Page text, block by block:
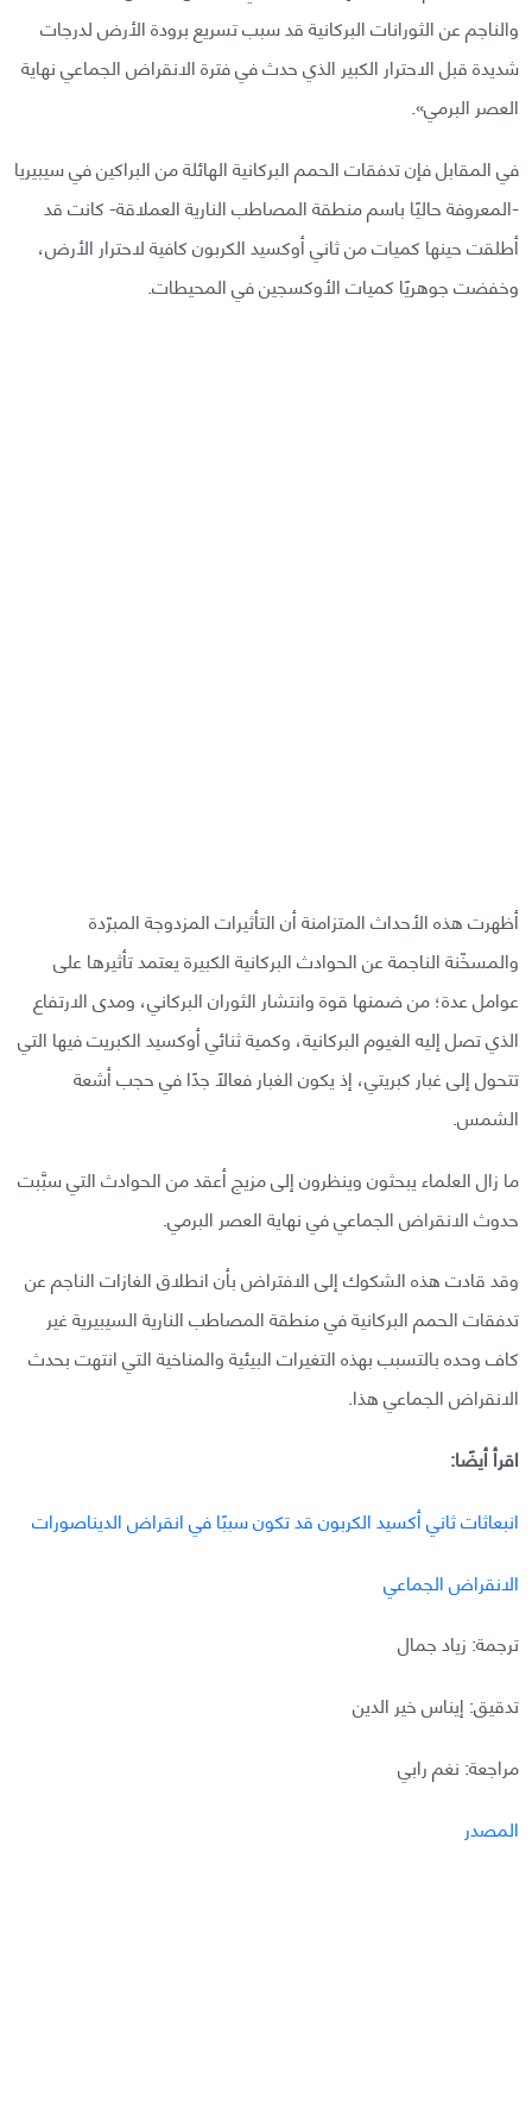
والناجم عن الثورانات البركانية قد سبب تسريع برودة الأرض لدرجات
شديدة قبل الاحترار الكبير الذي حدث في فترة الانقراض الجماعي نهاية
العصر البرمي».
في المقابل فإن تدفقات الحمم البركانية الهائلة من البراكين في سيبيريا
-المعروفة حاليًا باسم منطقة المصاطب النارية العملاقة- كانت قد
أطلقت حينها كميات من ثاني أوكسيد الكربون كافية لاحترار الأرض،
وخفضت جوهريًا كميات الأوكسجين في المحيطات.
أظهرت هذه الأحداث المتزامنة أن التأثيرات المزدوجة المبرّدة
والمسخّنة الناجمة عن الحوادث البركانية الكبيرة يعتمد تأثيرها على
عوامل عدة؛ من ضمنها قوة وانتشار الثوران البركاني، ومدى الارتفاع
الذي تصل إليه الغيوم البركانية، وكمية ثنائي أوكسيد الكبريت فيها التي
تتحول إلى غبار كبريتي، إذ يكون الغبار فعالًا جدًا في حجب أشعة
الشمس.
ما زال العلماء يبحثون وينظرون إلى مزيج أعقد من الحوادث التي سبَّبت
حدوث الانقراض الجماعي في نهاية العصر البرمي.
وقد قادت هذه الشكوك إلى الافتراض بأن انطلاق الغازات الناجم عن
تدفقات الحمم البركانية في منطقة المصاطب النارية السيبيرية غير
كاف وحده بالتسبب بهذه التغيرات البيئية والمناخية التي انتهت بحدث
الانقراض الجماعي هذا.
اقرأ أيضًا:
انبعاثات ثاني أكسيد الكربون قد تكون سببًا في انقراض الديناصورات
الانقراض الجماعي
ترجمة: زياد جمال
تدقيق: إيناس خير الدين
مراجعة: نغم رابي
المصدر